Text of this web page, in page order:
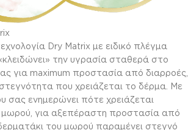
Dry Matrix με ειδικό πλέγμα
την υγρασία σταθερά στο
για maximum προστασία από διαρροές,
που χρειάζεται το δέρμα. Με
σας ενημερώνει πότε χρειάζεται
για αξεπέραστη προστασία από
του μωρού παραμένει στεγνό